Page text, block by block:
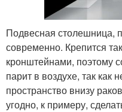
Подвесная столешница,
современно. Крепится
кронштейнами, поэтому
парит в воздухе, так
пространство внизу
угодно, к примеру,